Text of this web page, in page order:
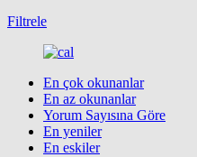
Filtrele
En çok okunanlar
En az okunanlar
Yorum Sayısına Göre
En yeniler
En eskiler